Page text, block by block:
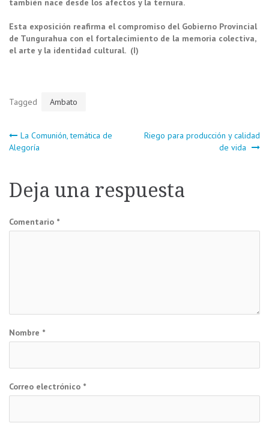
también nace desde los afectos y la ternura.
Esta exposición reafirma el compromiso del Gobierno Provincial
de Tungurahua con el fortalecimiento de la memoria colectiva,
el arte y la identidad cultural. (I)
Tagged Ambato
Navegación
entradas
La Comunión, temática de
Alegoría
Riego para producción y calidad
de vida
Deja una respuesta
Comentario *
Nombre *
Correo electrónico *